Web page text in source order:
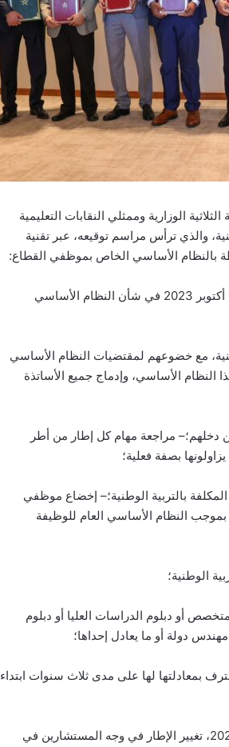
الوزارية وممثلي النقابات التعليمية
والذي ترأس مراسم توقيعه، عبر تقنية
بالنظام الأساسي الخاص بموظفي القطاع:
– إصدار مرسوم يتم بموجبه نسخ المرسوم رقم 2.23.819 الصادر في 6 أكتوبر 2023 في شأن النظام الأساسي
مع خضوعهم لمقتضيات النظام الأساسي
النظام الأساسي، وإدماج جميع الأساتذة
دخلهم؛– مراجعة مهام كل إطار من أطر
بصفة فعلية؛
بالتربية الوطنية؛– إخضاع موظفي
بموجب النظام الأساسي العام للوظيفة
الوطنية؛
أو دبلوم الدراسات العليا أو دبلوم
دولة أو ما يعادل إحداها؛
بمعادلتها لها على مدى ثلاث سنوات ابتداء
– فتح، بصفة انتقالية واختيارية على مدى ست سنوات، ابتداء من سنة 2021، تغيير الإطار في وجه المستشارين في